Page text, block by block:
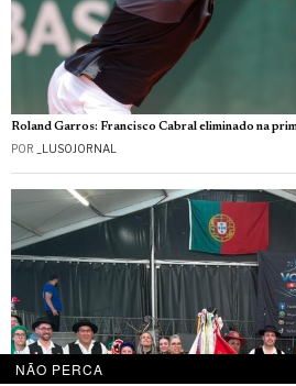
Roland Garros: Francisco Cabral eliminado na
POR _LUSOJORNAL
NÃO PERCA